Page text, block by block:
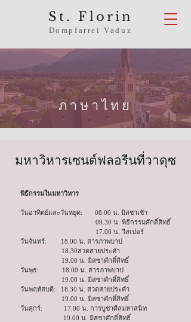
St. Florin
Dompfarrei Vaduz
ภาษาไทย
มหาวิหารเซนต์ฟลอรีนที่วาดุซ
พิธีกรรมในมหาวิหาร
วันอาทิตย์และวันหยุด: 08.00 น. มิสซาเช้า
09.30 น. พิธีกรรมศักดิ์สิทธิ์
17.00 น. วีสเปอร์
วันจันทร์: 18.00 น. สารภาพบาป
18.30สวดสายประคำ
19.00 น. มิสซาศักดิ์สิทธิ์
วันพุธ: 18.00 น. สารภาพบาป
19.00 น. มิสซาศักดิ์สิทธิ์
วันพฤหัสบดี: 18.30 น. สวดสายประคำ
19.00 น. มิสซาศักดิ์สิทธิ์
วันศุกร์: 17.00 น. การบูชาศีลมหาสนิท
19.00 น. มิสซาศักดิ์สิทธิ์